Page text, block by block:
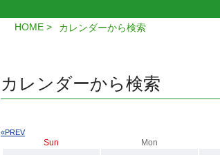
HOME カレンダーから検索
カレンダーから検索
«PREV
Sun Mon